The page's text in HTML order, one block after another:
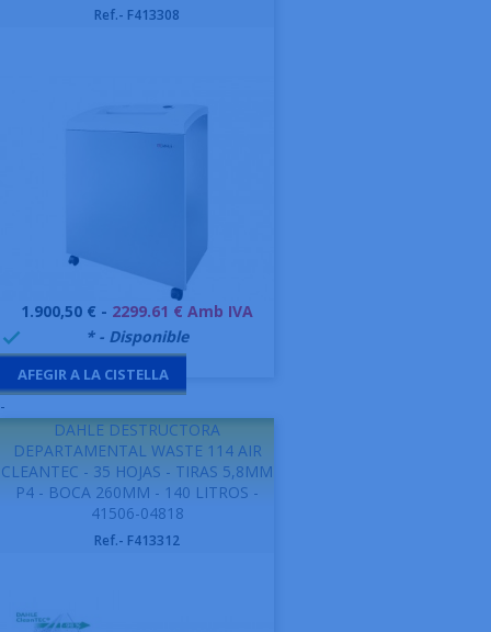
Ref.- F413308
Preu
1.900,50 € - 2299.61 € Amb IVA
 * - Disponible
AFEGIR A LA CISTELLA
-
DAHLE DESTRUCTORA
DEPARTAMENTAL WASTE 114 AIR
CLEANTEC - 35 HOJAS - TIRAS 5,8MM
P4 - BOCA 260MM - 140 LITROS -
41506-04818
Ref.- F413312